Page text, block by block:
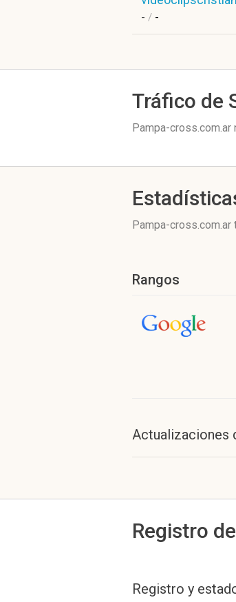
- / -
Tráfico de
Pampa-
Pampa-cross.com.ar
Rangos
Actualizaciones
Registro
Registro y